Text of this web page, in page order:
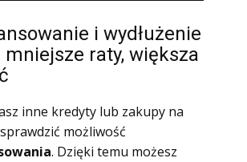
i wydłużenie
mniejsze raty, większa
inne kredyty lub zakupy na
możliwość
. Dzięki temu możesz